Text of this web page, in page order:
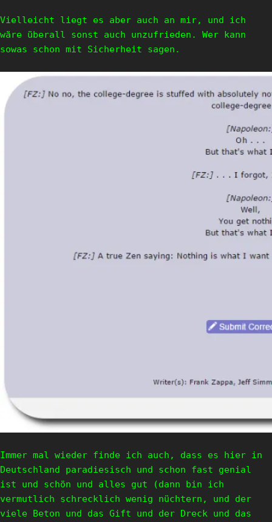
Vielleicht liegt es aber auch an mir, und ich
wäre überall sonst auch unzufrieden. Wer kann
sowas schon mit Sicherheit sagen.
Immer mal wieder finde ich auch, dass es hier in
Deutschland paradiesisch und schon fast genial
ist und schön und alles gut (dann bin ich
vermutlich schrecklich wenig nüchtern, und der
viele Beton und das Gift und der Dreck und das